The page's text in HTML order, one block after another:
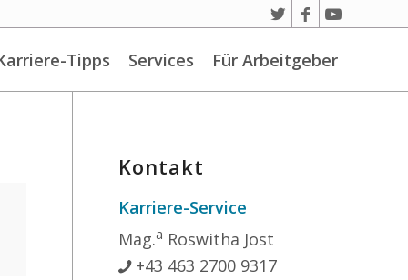
Tipps Services Für Arbeitgeber
Kontakt
Karriere-Service
Mag.a Roswitha Jost
+43 463 2700 9317